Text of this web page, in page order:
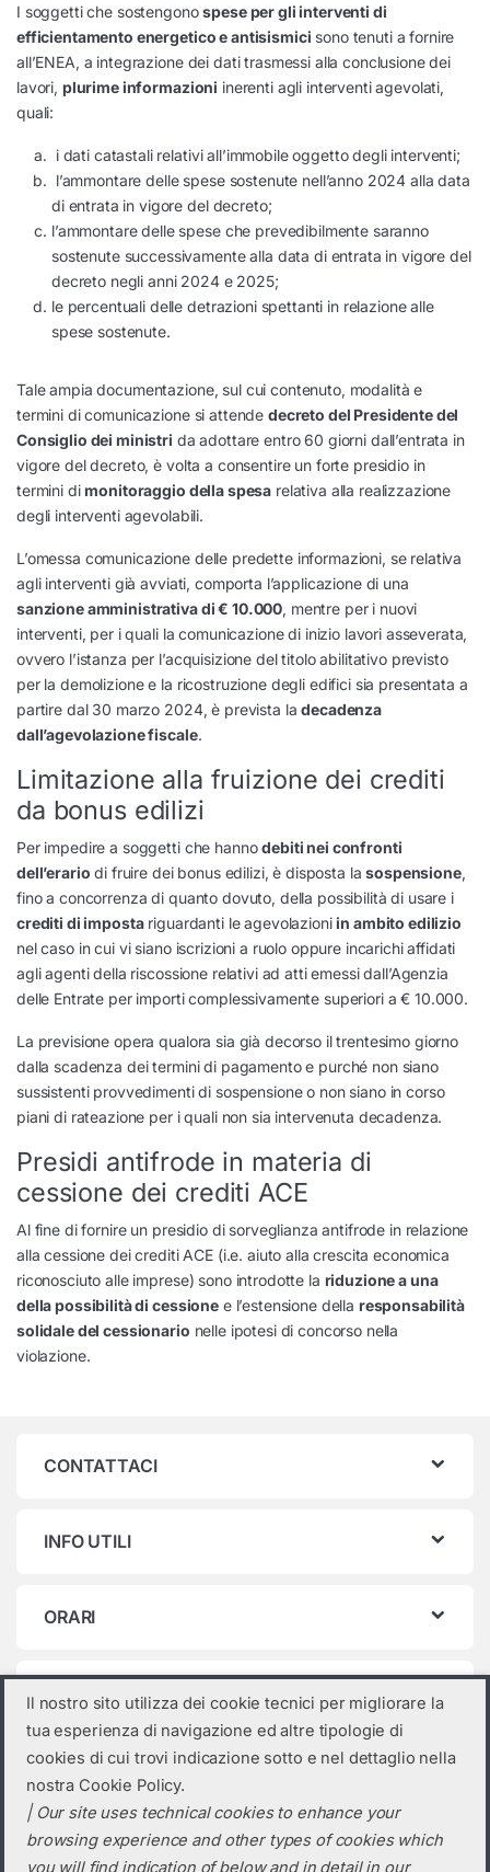
I soggetti che sostengonospese per gli interventi di
efficientamento energetico e antisismici sono tenuti a fornire
all’ENEA, a integrazione dei dati trasmessi alla conclusione dei
lavori, plurime informazioni inerenti agli interventi agevolati,
quali:
i dati catastali relativi all’immobile oggetto degli interventi;
l’ammontare delle spese sostenute nell’anno 2024 alla data
di entrata in vigore del decreto;
l’ammontare delle spese che prevedibilmente saranno
sostenute successivamente alla data di entrata in vigore del
decreto negli anni 2024 e 2025;
le percentuali delle detrazioni spettanti in relazione alle
spese sostenute.
Tale ampia documentazione, sul cui contenuto, modalità e
termini di comunicazione si attende decreto del Presidente del
Consiglio dei ministri da adottare entro 60 giorni dall’entrata in
vigore del decreto, è volta a consentire un forte presidio in
termini dimonitoraggio della spesa relativa alla realizzazione
degli interventi agevolabili.
L’omessa comunicazione delle predette informazioni, se relativa
agli interventi già avviati, comporta l’applicazione di una
sanzione amministrativa di € 10.000, mentre per i nuovi
interventi, per i quali la comunicazione di inizio lavori asseverata,
ovvero l’istanza per l’acquisizione del titolo abilitativo previsto
per la demolizione e la ricostruzione degli edifici sia presentata a
partire dal 30 marzo 2024, è prevista ladecadenza
dall’agevolazione fiscale.
Limitazione alla fruizione dei crediti
da bonus edilizi
Per impedire a soggetti che hannodebiti nei confronti
dell’erario di fruire dei bonus edilizi, è disposta lasospensione,
fino a concorrenza di quanto dovuto, della possibilità di usare i
crediti di impostariguardanti le agevolazioniin ambito edilizio
nel caso in cui vi siano iscrizioni a ruolo oppure incarichi affidati
agli agenti della riscossione relativi ad atti emessi dall’Agenzia
delle Entrate per importi complessivamente superiori a € 10.000.
La previsione opera qualora sia già decorso il trentesimo giorno
dalla scadenza dei termini di pagamento e purché non siano
sussistenti provvedimenti di sospensione o non siano in corso
piani di rateazione per i quali non sia intervenuta decadenza.
Presidi antifrode in materia di
cessione dei crediti ACE
Al fine di fornire un presidio di sorveglianza antifrode in relazione
alla cessione dei crediti ACE (i.e. aiuto alla crescita economica
riconosciuto alle imprese) sono introdotte la riduzione a una
della possibilità di cessionee l’estensione della responsabilità
solidale del cessionario nelle ipotesi di concorso nella
violazione.
CONTATTACI
INFO UTILI
ORARI
Categorie prodotto
Seleziona una categoria
Il nostro sito utilizza dei cookie tecnici per migliorare la
tua esperienza di navigazione ed altre tipologie di
cookies di cui trovi indicazione sotto e nel dettaglio nella
nostra Cookie Policy.
| Our site uses technical cookies to enhance your
browsing experience and other types of cookies which
you will find indication of below and in detail in our